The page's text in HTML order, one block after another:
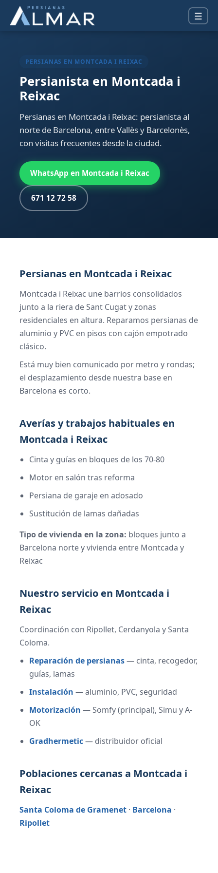
☰
PERSIANAS EN MONTCADA I REIXAC
Persianista en Montcada i
Reixac
Persianas en Montcada i Reixac: persianista al
norte de Barcelona, entre Vallès y Barcelonès,
con visitas frecuentes desde la ciudad.
WhatsApp en Montcada i Reixac
671 12 72 58
Persianas en Montcada i Reixac
Montcada i Reixac une barrios consolidados
junto a la riera de Sant Cugat y zonas
residenciales en altura. Reparamos persianas de
aluminio y PVC en pisos con cajón empotrado
clásico.
Está muy bien comunicado por metro y rondas;
el desplazamiento desde nuestra base en
Barcelona es corto.
Averías y trabajos habituales en
Montcada i Reixac
Cinta y guías en bloques de los 70-80
Motor en salón tras reforma
Persiana de garaje en adosado
Sustitución de lamas dañadas
Tipo de vivienda en la zona: bloques junto a
Barcelona norte y vivienda entre Montcada y
Reixac
Nuestro servicio en Montcada i
Reixac
Coordinación con Ripollet, Cerdanyola y Santa
Coloma.
Reparación de persianas— cinta, recogedor,
guías, lamas
Instalación — aluminio, PVC, seguridad
Motorización — Somfy (principal), Simu y A-
OK
Gradhermetic— distribuidor oficial
Poblaciones cercanas a Montcada i
Reixac
Santa Coloma de Gramenet · Barcelona ·
Ripollet